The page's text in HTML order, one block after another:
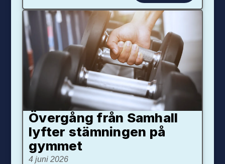
Övergång från Samhall
lyfter stämningen på
gymmet
4 juni 2026